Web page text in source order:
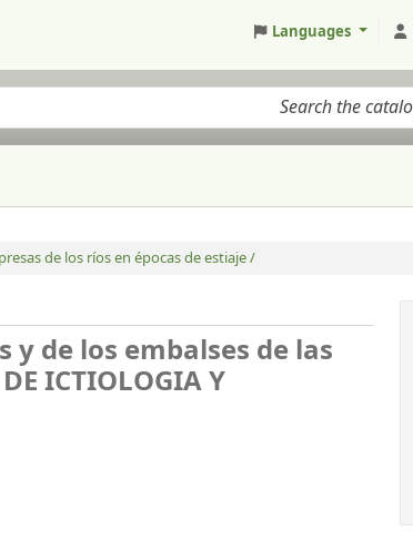
Languages
de los ríos en épocas de estiaje /
de los embalses de las
ICTIOLOGIA Y